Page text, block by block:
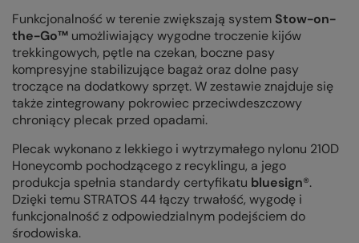
Funkcjonalność w terenie zwiększają system Stow-on-
the-Go™ umożliwiający wygodne troczenie kijów
trekkingowych, pętle na czekan, boczne pasy
kompresyjne stabilizujące bagaż oraz dolne pasy
troczące na dodatkowy sprzęt. W zestawie znajduje się
także zintegrowany pokrowiec przeciwdeszczowy
chroniący plecak przed opadami.
Plecak wykonano z lekkiego i wytrzymałego nylonu 210D
Honeycomb pochodzącego z recyklingu, a jego
produkcja spełnia standardy certyfikatu bluesign®.
Dzięki temu STRATOS 44 łączy trwałość, wygodę i
funkcjonalność z odpowiedzialnym podejściem do
środowiska.